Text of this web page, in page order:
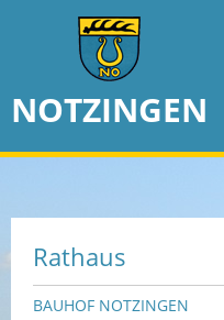
NOTZINGEN
Rathaus
BAUHOF NOTZINGEN